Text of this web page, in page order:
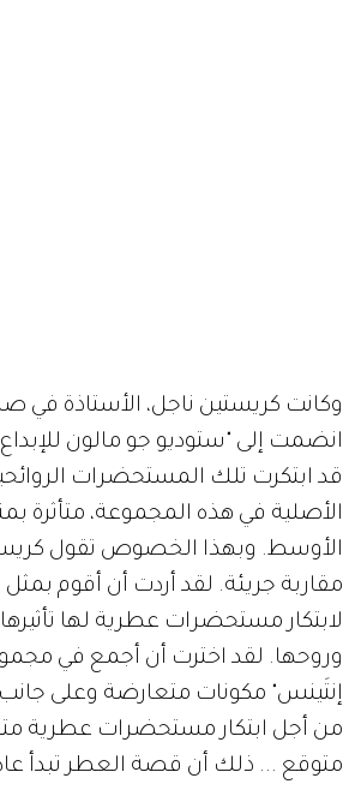
وكانت كريستين ناجل، الأستاذة في
قد ابتكرت تلك المستحضرات
الأصلية في هذه المجموعة، متأثرة
الأوسط. وبهذا الخصوص تقول
مقاربة جريئة. لقد أردت أن أقوم
لابتكار مستحضرات عطرية لها
وروحها. لقد اخترت أن أجمع في
إنتَينس" مكونات متعارضة وعلى
من أجل ابتكار مستحضرات عطرية
متوقع ... ذلك أن قصة العطر تبدأ